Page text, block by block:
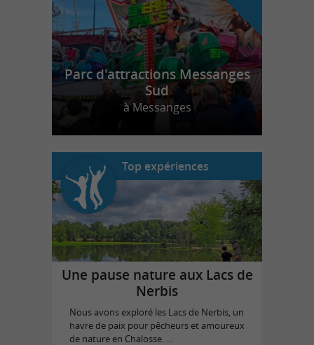
Parc d'attractions Messanges
Sud
à Messanges
Top expériences
Une pause nature aux Lacs de
Nerbis
Nous avons exploré les Lacs de Nerbis, un
havre de paix pour pêcheurs et amoureux
de nature en Chalosse. ...